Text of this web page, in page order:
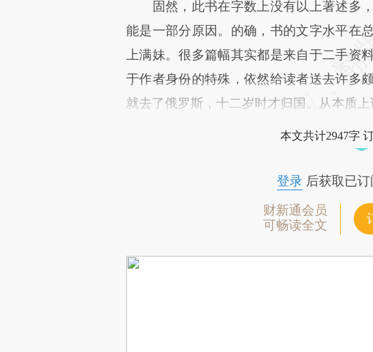
固然，此书在字数上没有以上著述多
能是一部分原因。的确，书的文字水平在
上满妹。很多篇幅其实都是来自于二手资
于作者身份的特殊，依然给读者送去许多
就去了俄罗斯，十二岁时才归国。从本质上
本文共计2947字
登录后获取已订
财新通会员
可畅读全文